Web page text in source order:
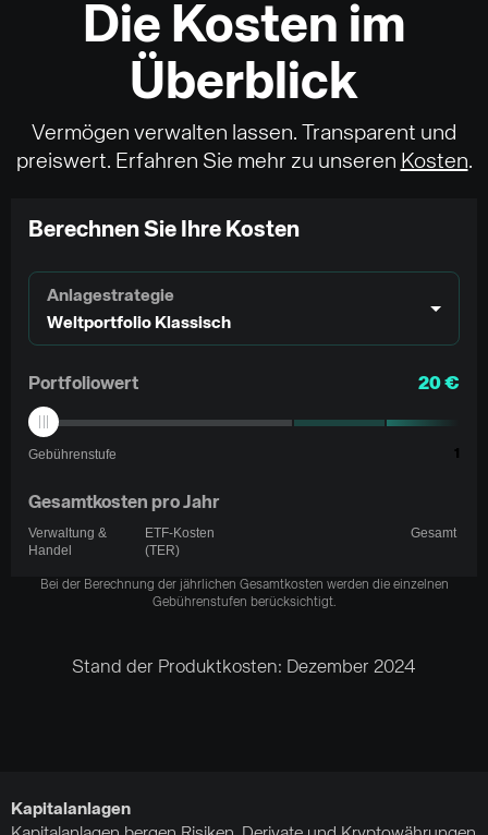
Die Kosten im
Überblick
Vermögen verwalten lassen. Transparent und
preiswert. Erfahren Sie mehr zu unseren Kosten.
Berechnen Sie Ihre Kosten
Anlagestrategie
Weltportfolio Klassisch
Portfoliowert 20 €
Gebührenstufe 1
Gesamtkosten pro Jahr
Verwaltung &
Handel
ETF-Kosten
(TER)
Gesamt
Bei der Berechnung der jährlichen Gesamtkosten werden die einzelnen
Gebührenstufen berücksichtigt.
Stand der Produktkosten: Dezember 2024
Kapitalanlagen